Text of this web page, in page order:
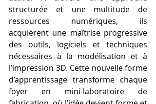
structurée et une multitude de
ressources numériques, ils
acquièrent une maîtrise progressive
des outils, logiciels et techniques
nécessaires à la modélisation et à
l’impression 3D. Cette nouvelle forme
d’apprentissage transforme chaque
foyer en mini-laboratoire de